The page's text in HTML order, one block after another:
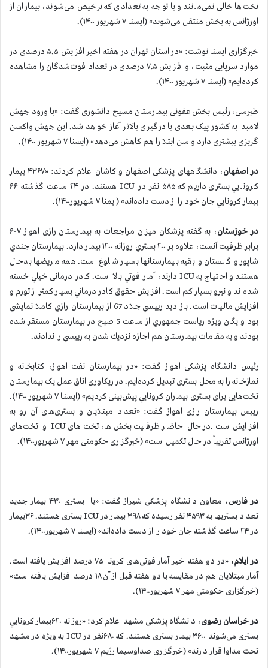
تخت‌ها خالی نمی‌مانند و با توجه به تعدادی که ترخیص می‌شوند، بیماران از
اورژانس به بخش منتقل می‌شوند» (ایسنا ۷ شهریور ۱۴۰۰).
خبرگزاری ایسنا نوشت: «در استان تهران در هفته اخیر افزایش ۵.۵ درصدی در
موارد سرپایی مثبت، و افزایش ۷.۵ درصدی در تعداد فوت‌شدگان را مشاهده
کرده‌ایم» (ایسنا ۷ شهریور ۱۴۰۰).
طبرسی، رئیس بخش عفونی بیمارستان مسیح دانشوری گفت: «با ورود جهش
لامبدا به کشور پیک بعدی با درگیری بالاتر آغاز خواهد شد. این جهش واکسن
گریزی بیشتری دارد و سن ابتلا را هم کاهش می‌دهد» (ایسنا ۷ شهریور ۱۴۰۰).
در اصفهان
، دانشگاههای پزشکی اصفهان و کاشان اعلام کردند: «۴۳۶۷ بیمار
كرونايي بستری داريم که ۵۸۵ نفر در ICU هستند. در ۲۴ ساعت گذشته ۶۶
بیمار کرونايي جان خود را از دست داده‌اند» (ایمنا ۷ شهریور۱۴۰۰).
در خوزستان
، به گفته پزشكان ميزان مراجعات به بيمارستان رازی اهواز ۷-۶
برابر ظرفيت آنست، علاوه بر ۲۰۰ بستري روزانه ۱۲۰۰ بيمار دارد. بيمارستان جندي
شاپور و گلستان و بقيه بيمارستانها بسيار شلوغ است. همه مريضها بدحال
هستند و احتياج به ICU دارند، آمار فوتي بالا است. کادر درمانی خيلي خسته
شده‌اند و نيرو بسيار كم است. افزايش حقوق كادر درماني بسيار كمتر از تورم و
افزايش ماليات است. باز ديد رييسي جلاد 67 از بيمارستان رازي كاملا نمايشي
بود و يگان ويژه رياست جمهوري از ساعت 5 صبح در بيمارستان مستقر شده
بودند و به مقامات بيمارستان هم اجازه نزديك شدن به رييسي را ندادند.
رئیس دانشگاه پزشکی اهواز گفت: «در بیمارستان نفت اهواز، کتابخانه و
نمازخانه را به محل بستری تبدیل کرده‌ایم. در ریکاوری اتاق عمل یک بیمارستان
تخت‌هایی برای بستری بیماران كرونايي پیش‌بینی کردیم» (ایسنا ۷ شهریور ۱۴۰۰).
رییس بیمارستان رازی اهواز گفت: «تعداد مبتلایان و بستری‌های آن رو به
افزایش است.در حال حاضر ظرفیت بخش‌ها، تخت‌های ICU و تخت‌های
اورژانس تقریباً در حال تکمیل است» (خبرگزاری حکومتی مهر ۷ شهریور۱۴۰۰).
در فارس
، معاون دانشگاه پزشکی شیراز گفت: «با بستری ۴۳۰ بیمار جدید
تعداد بستریها به ۴۵۹۳ نفر رسیده که ۳۹۸ بیمار در ICU بستری هستند. ۳۶بیمار
در ۲۴ ساعت گذشته جان خود را از دست داده‌اند» (ایسنا ۷ شهریور۱۴۰۰).
در ایلام،
«در دو هفته اخیر آمار فوتی‌های کرونا ۷۵ درصد افزایش یافته است.
آمار مبتلایان هم در مقایسه با دو هفته قبل از آن ۱۸ درصد افزایش یافته است»
(خبرگزاری حکومتی مهر ۷ شهریور۱۴۰۰).
در خراسان رضوی
، دانشگاه پزشکی مشهد اعلام کرد: «روزانه ۶۲۰بیمار كرونايي
بستری می‌شوند ۳۶۰۰ بیمار بستری هستند. که ۶۸۰نفر در ICU به ویژه در مشهد
تحت مداوا قرار دارند» (خبرگزاری صداوسیما رژیم ۷ شهریور۱۴۰۰).